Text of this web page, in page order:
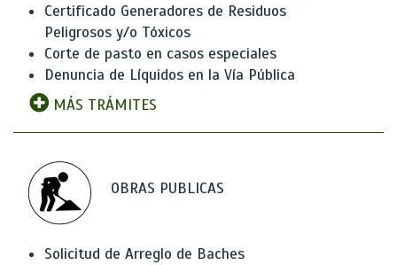
Certificado Generadores de Residuos
Peligrosos y/o Tóxicos
Corte de pasto en casos especiales
Denuncia de Líquidos en la Vía Pública
MÁS TRÁMITES
OBRAS PUBLICAS
Solicitud de Arreglo de Baches